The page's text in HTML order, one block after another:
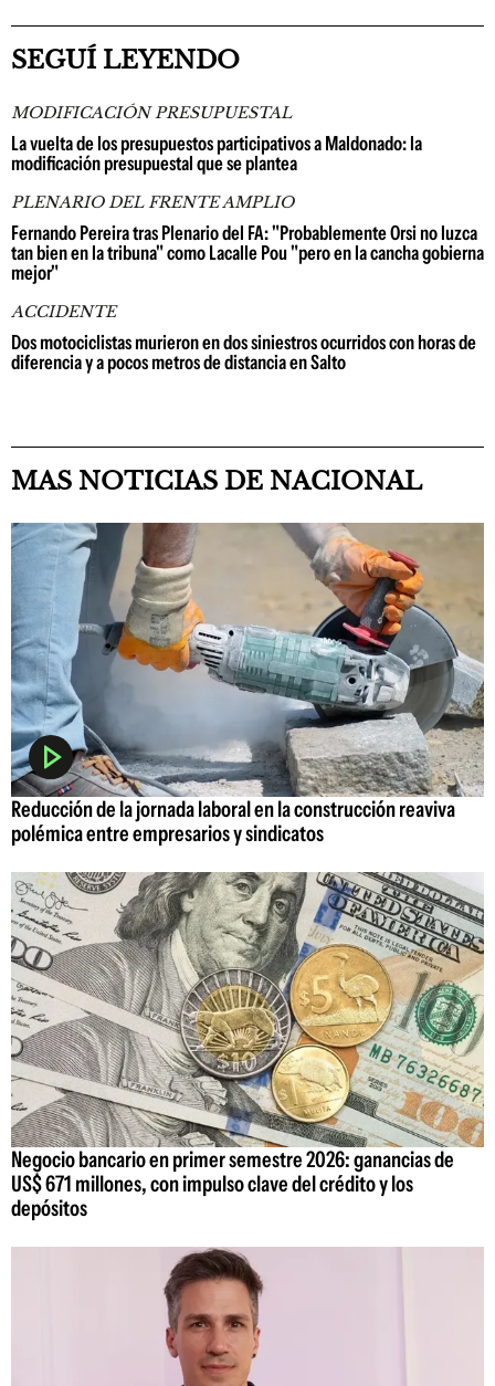
SEGUÍ LEYENDO
MODIFICACIÓN PRESUPUESTAL
La vuelta de los presupuestos participativos a Maldonado: la
modificación presupuestal que se plantea
PLENARIO DEL FRENTE AMPLIO
Fernando Pereira tras Plenario del FA: "Probablemente Orsi no luzca
tan bien en la tribuna" como Lacalle Pou "pero en la cancha gobierna
mejor"
ACCIDENTE
Dos motociclistas murieron en dos siniestros ocurridos con horas de
diferencia y a pocos metros de distancia en Salto
MAS NOTICIAS DE NACIONAL
Reducción de la jornada laboral en la construcción reaviva
polémica entre empresarios y sindicatos
Negocio bancario en primer semestre 2026: ganancias de
US$ 671 millones, con impulso clave del crédito y los
depósitos